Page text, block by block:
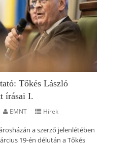
Tőkés László
írásai I.
EMNT Hírek
a szerző jelenlétében
19-én délután a Tőkés